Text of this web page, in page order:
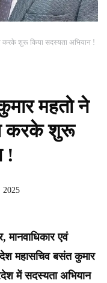
करके शुरू किया सदस्यता अभियान !
महतो ने
करके शुरू
!
2025
मानवाधिकार एवं
महासचिव बसंत कुमार
में सदस्यता अभियान